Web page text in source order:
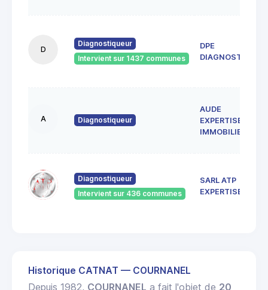
D
Diagnostiqueur
Intervient sur 1437 communes
DPE
DIAGNOSTICS
A Diagnostiqueur
AUDE
EXPERTISE
IMMOBILIERE
Diagnostiqueur
Intervient sur 436 communes
SARL ATP
EXPERTISES
Historique CATNAT — COURNANEL
Depuis 1982, COURNANEL a fait l'objet de 20